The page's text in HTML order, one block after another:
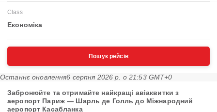
Class
Економіка
Пошук рейсів
Останнє оновлення6 серпня 2026 р. о 21:53 GMT+0
Забронюйте та отримайте найкращі авіаквитки з
аеропорт Париж — Шарль де Голль до Міжнародний
аеропорт Касабланка